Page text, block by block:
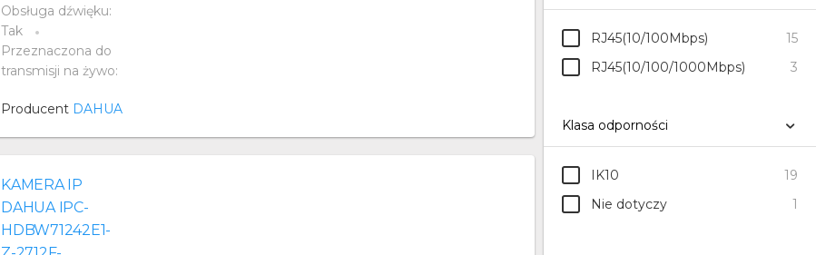
Obsługa dźwięku:
Tak
Przeznaczona do
transmisji na żywo:
Producent DAHUA
KAMERA IP
DAHUA IPC-
HDBW71242E1-
RJ45(10/100Mbps)
15
RJ45(10/100/1000Mbps)
3
Klasa odporności
IK10
19
Nie dotyczy
1